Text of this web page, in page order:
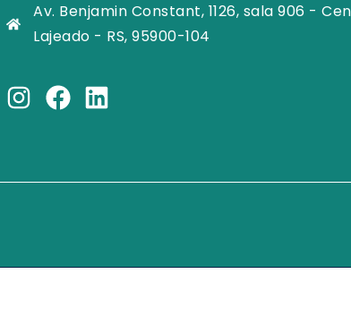
Av. Benjamin Constant, 1126, sala 906 -
Lajeado - RS, 95900-104